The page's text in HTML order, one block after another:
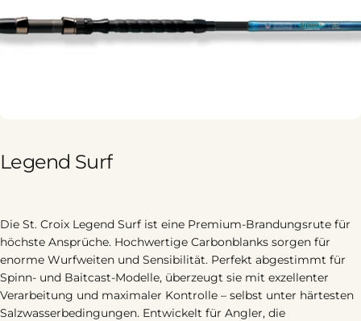
Legend Surf
Die St. Croix Legend Surf ist eine Premium-Brandungsrute für
höchste Ansprüche. Hochwertige Carbonblanks sorgen für
enorme Wurfweiten und Sensibilität. Perfekt abgestimmt für
Spinn- und Baitcast-Modelle, überzeugt sie mit exzellenter
Verarbeitung und maximaler Kontrolle – selbst unter härtesten
Salzwasserbedingungen. Entwickelt für Angler, die